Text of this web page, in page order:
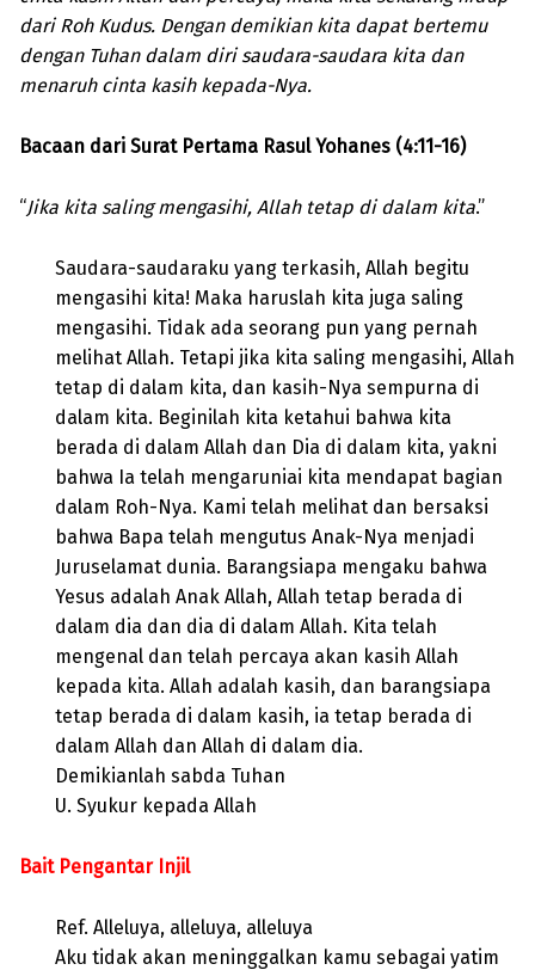
dari Roh Kudus. Dengan demikian kita dapat bertemu
dengan Tuhan dalam diri saudara-saudara kita dan
menaruh cinta kasih kepada-Nya.
Bacaan dari Surat Pertama Rasul Yohanes (4:11-16)
“Jika kita saling mengasihi, Allah tetap di dalam kita.”
Saudara-saudaraku yang terkasih, Allah begitu
mengasihi kita! Maka haruslah kita juga saling
mengasihi. Tidak ada seorang pun yang pernah
melihat Allah. Tetapi jika kita saling mengasihi, Allah
tetap di dalam kita, dan kasih-Nya sempurna di
dalam kita. Beginilah kita ketahui bahwa kita
berada di dalam Allah dan Dia di dalam kita, yakni
bahwa Ia telah mengaruniai kita mendapat bagian
dalam Roh-Nya. Kami telah melihat dan bersaksi
bahwa Bapa telah mengutus Anak-Nya menjadi
Juruselamat dunia. Barangsiapa mengaku bahwa
Yesus adalah Anak Allah, Allah tetap berada di
dalam dia dan dia di dalam Allah. Kita telah
mengenal dan telah percaya akan kasih Allah
kepada kita. Allah adalah kasih, dan barangsiapa
tetap berada di dalam kasih, ia tetap berada di
dalam Allah dan Allah di dalam dia.
Demikianlah sabda Tuhan
U. Syukur kepada Allah
Bait Pengantar Injil
Ref. Alleluya, alleluya, alleluya
Aku tidak akan meninggalkan kamu sebagai yatim